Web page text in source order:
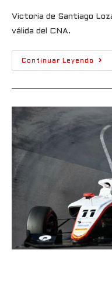
Victoria de Santiago
válida del CNA.
Continuar Leyendo